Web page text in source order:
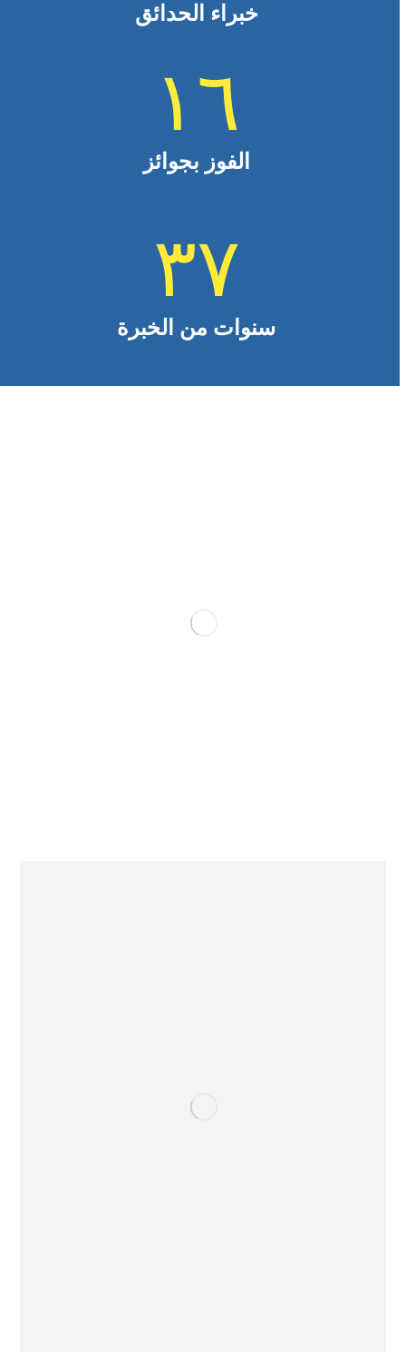
خبراء الحدائق
١٦
الفوز بجوائز
٣٧
سنوات من الخبرة